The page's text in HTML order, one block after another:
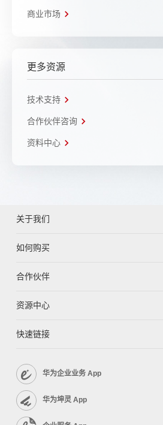
商业市场
更多资源
技术支持
合作伙伴咨询
资料中心
关于我们
如何购买
合作伙伴
资源中心
快速链接
华为企业业务 App
华为坤灵 App